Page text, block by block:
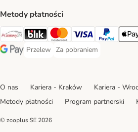
Metody płatności
Przelewy24 Payment Method
Blik Payment Method
MasterCard Payment Method
Visa Payment
PayPal
Google Pay Payment Method
Przelew
Przelew Payment Method
Za pobraniem
Za pobraniem Payment
O nas Kariera - Kraków Kariera -
Metody płatności
Program partnerski
© zooplus SE 2026